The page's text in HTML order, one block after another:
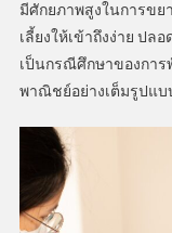
มีศักยภาพสูงในการขย
เลี้ยงให้เข้าถึงง่าย ปล
เป็นกรณีศึกษาของกา
พาณิชย์อย่างเต็มรูปแบ